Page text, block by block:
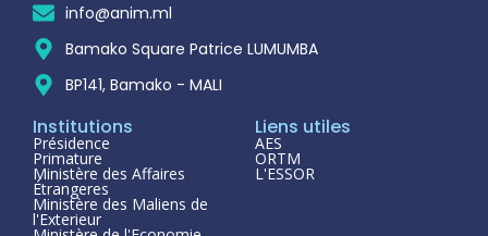
info@anim.ml
Bamako Square Patrice LUMUMBA
BP141, Bamako - MALI
Institutions
Présidence
Primature
Ministère des Affaires
Étrangeres
Ministère des Maliens de
l'Exterieur
Liens utiles
AES
ORTM
L'ESSOR